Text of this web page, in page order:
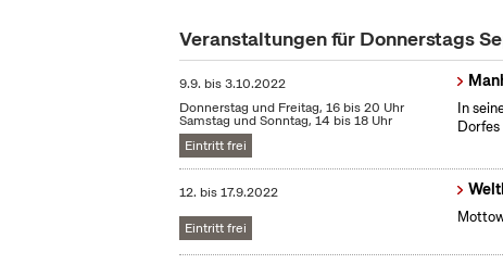
Veranstaltungen für Donnerstags
9.9. bis3.10.2022
Donnerstag und Freitag, 16 bis 20 Uhr
Samstag und Sonntag, 14 bis 18 Uhr
Eintritt frei
In
12. bis17.9.2022
Eintritt frei